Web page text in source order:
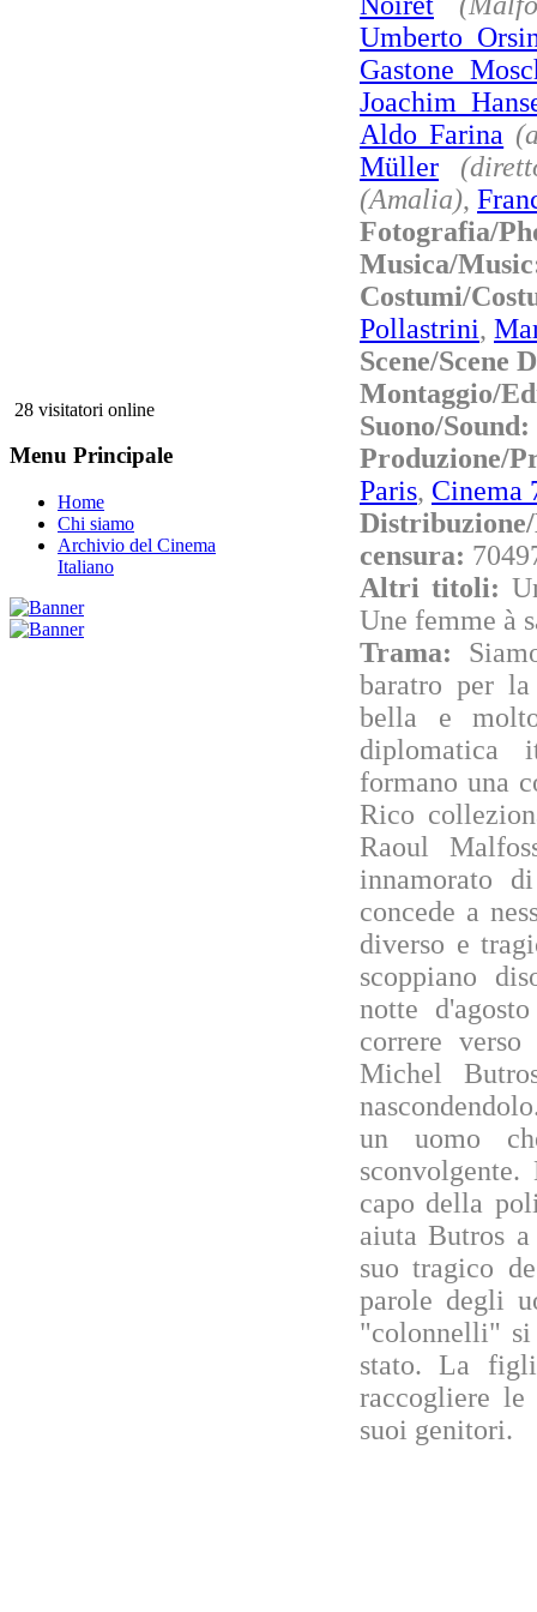
28 visitatori online
Menu Principale
Home
Chi siamo
Archivio del Cinema
Italiano
Umberto
Gastone
Joachim
Aldo Farina
Müller
(Amalia),
Fotografia/
Musica/
Costumi/
Pollastrini,
Scene/Scene
Montaggio/
Suono/Sound:
Produzione/
Paris, Cinema
censura:
Altri titoli:
Une femme à
Trama:
baratro per
bella e
diplomatica
formano una
Rico
Raoul
innamorato
concede a
diverso e
scoppiano
notte
correre
Michel
un uomo
capo della
aiuta Butros
suo tragico
parole degli
"colonnelli" si
stato. La
raccogliere
suoi genitori.